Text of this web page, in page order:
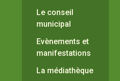
Le conseil
municipal
Evènements et
manifestations
La médiathèque